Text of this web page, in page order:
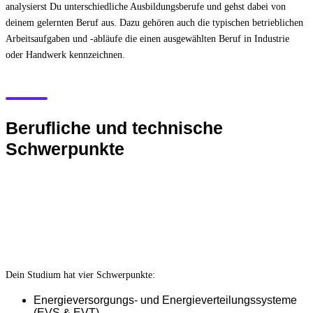
analysierst Du unterschiedliche Ausbildungsberufe und gehst dabei von
deinem gelernten Beruf aus. Dazu gehören auch die typischen betrieblichen
Arbeitsaufgaben und -abläufe die einen ausgewählten Beruf in Industrie
oder Handwerk kennzeichnen.
Berufliche und technische
Schwerpunkte
Dein Studium hat vier Schwerpunkte:
Energieversorgungs- und Energieverteilungssysteme